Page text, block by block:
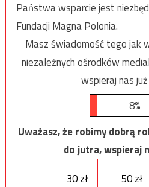
Państwa wsparcie jest
Fundacji Magna Polonia.
Masz świadomość tego jak
niezależnych ośrodków
wspieraj nas
8%
Uważasz, że robimy dobrą
do jutra, wspieraj
30 zł
50 zł